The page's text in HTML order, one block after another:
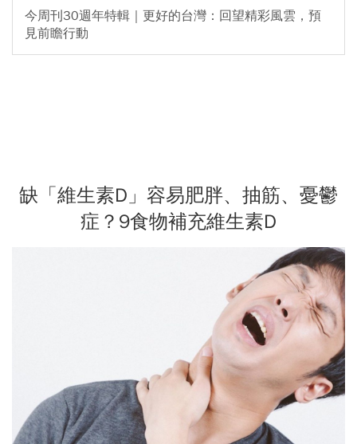
今周刊30週年特輯｜更好的台灣：回望精彩風雲，預
見前瞻行動
缺「維生素D」容易肥胖、抽筋、憂鬱
症？9食物補充維生素D